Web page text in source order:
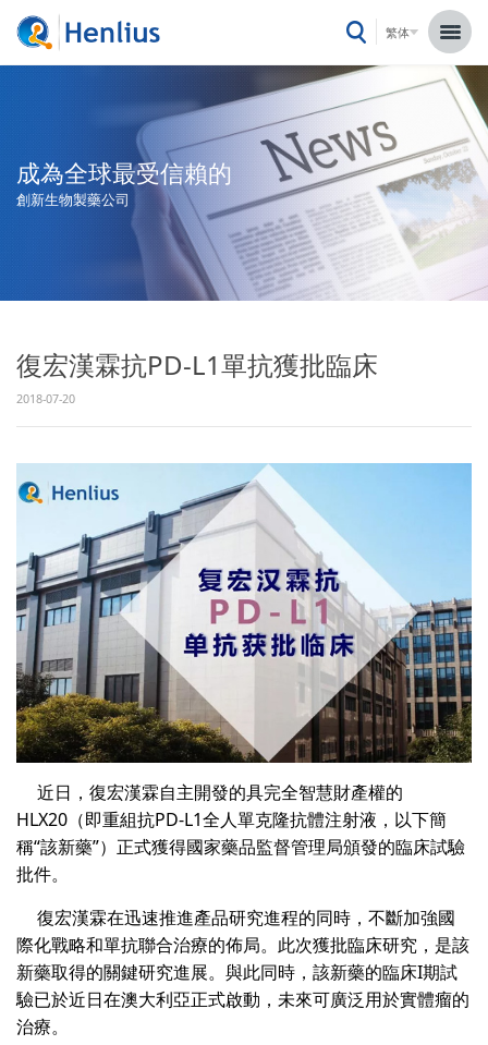
繁体
成為全球最受信賴的
創新生物製藥公司
復宏漢霖抗PD-L1單抗獲批臨床
2018-07-20
近日，復宏漢霖自主開發的具完全智慧財產權的
HLX20（即重組抗PD-L1全人單克隆抗體注射液，以下簡
稱“該新藥”）正式獲得國家藥品監督管理局頒發的臨床試驗
批件。
復宏漢霖在迅速推進產品研究進程的同時，不斷加強國
際化戰略和單抗聯合治療的佈局。此次獲批臨床研究，是該
新藥取得的關鍵研究進展。與此同時，該新藥的臨床I期試
驗已於近日在澳大利亞正式啟動，未來可廣泛用於實體瘤的
治療。